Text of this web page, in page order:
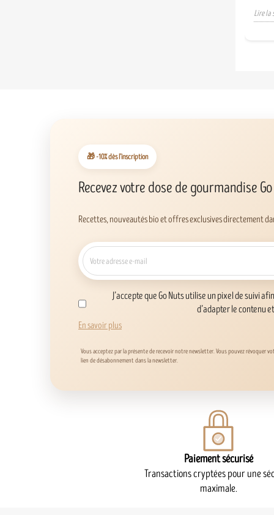
Lire la
🎁 -10% dès l’inscription
Recevez votre dose de gourmandise
Recettes, nouveautés bio et offres exclusives directement
J’accepte que Go Nuts utilise un pixel de suivi
d’adapter le contenu
En savoir plus
Vous acceptez par la présente de recevoir notre newsletter. Vous pouvez révoquer
lien de désabonnement dans la newsletter.
Paiement sécurisé
Transactions cryptées pour une
maximale.